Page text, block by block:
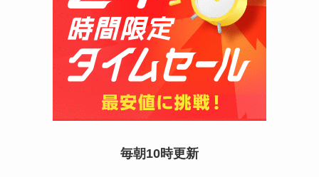
ガツンと杏仁豆腐はどこに売ってる？販売終了で
毎朝10時更新